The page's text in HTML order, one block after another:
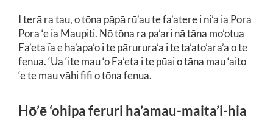
I terā ra tau, o tōna pāpā rū’au te fa’atere i ni’a ia Pora
Pora ‘e ia Maupiti. Nō tōna ra pa’ari nā tāna mo’otua
Fa’eta ïa e ha’apa’o i te pārurura’a i te ta’ato’ara’a o te
fenua. ‘Ua ‘ite mau ‘o Fa’eta i te pūai o tāna mau ‘aito
‘e te mau vāhi fifi o tōna fenua.
Hō’ē ‘ohipa feruri ha’amau-maita’i-hia